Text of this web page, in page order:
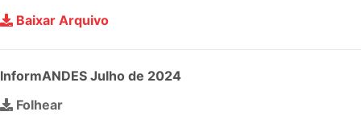
Baixar Arquivo
InformANDES Julho de 2024
Folhear